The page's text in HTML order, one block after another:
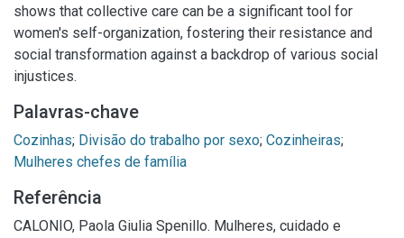
shows that collective care can be a significant tool for
women's self-organization, fostering their resistance and
social transformation against a backdrop of various social
injustices.
Palavras-chave
Cozinhas; Divisão do trabalho por sexo; Cozinheiras;
Mulheres chefes de família
Referência
CALONIO, Paola Giulia Spenillo. Mulheres, cuidado e